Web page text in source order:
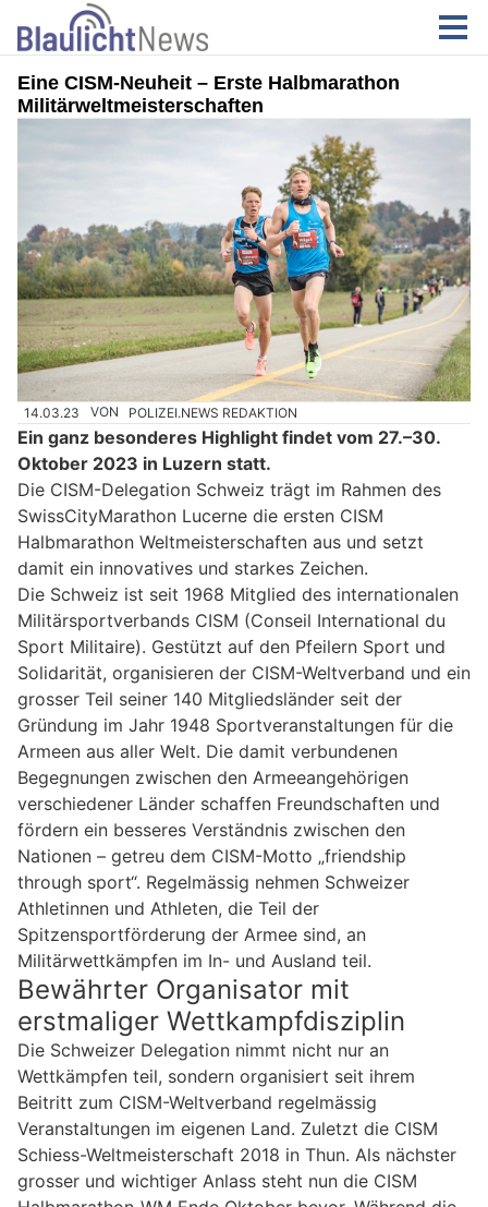
Eine CISM-Neuheit – Erste Halbmarathon
Militärweltmeisterschaften
14.03.23 VON POLIZEI.NEWS REDAKTION
Ein ganz besonderes Highlight findet vom 27.–30.
Oktober 2023 in Luzern statt.
Die CISM-Delegation Schweiz trägt im Rahmen des
SwissCityMarathon Lucerne die ersten CISM
Halbmarathon Weltmeisterschaften aus und setzt
damit ein innovatives und starkes Zeichen.
Die Schweiz ist seit 1968 Mitglied des internationalen
Militärsportverbands CISM (Conseil International du
Sport Militaire). Gestützt auf den Pfeilern Sport und
Solidarität, organisieren der CISM-Weltverband und ein
grosser Teil seiner 140 Mitgliedsländer seit der
Gründung im Jahr 1948 Sportveranstaltungen für die
Armeen aus aller Welt. Die damit verbundenen
Begegnungen zwischen den Armeeangehörigen
verschiedener Länder schaffen Freundschaften und
fördern ein besseres Verständnis zwischen den
Nationen – getreu dem CISM-Motto „friendship
through sport“. Regelmässig nehmen Schweizer
Athletinnen und Athleten, die Teil der
Spitzensportförderung der Armee sind, an
Militärwettkämpfen im In- und Ausland teil.
Bewährter Organisator mit
erstmaliger Wettkampfdisziplin
Die Schweizer Delegation nimmt nicht nur an
Wettkämpfen teil, sondern organisiert seit ihrem
Beitritt zum CISM-Weltverband regelmässig
Veranstaltungen im eigenen Land. Zuletzt die CISM
Schiess-Weltmeisterschaft 2018 in Thun. Als nächster
grosser und wichtiger Anlass steht nun die CISM